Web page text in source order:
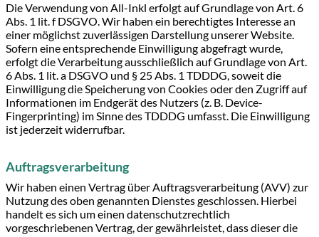
Die Verwendung von All-Inkl erfolgt auf Grundlage von Art. 6
Abs. 1 lit. f DSGVO. Wir haben ein berechtigtes Interesse an
einer möglichst zuverlässigen Darstellung unserer Website.
Sofern eine entsprechende Einwilligung abgefragt wurde,
erfolgt die Verarbeitung ausschließlich auf Grundlage von Art.
6 Abs. 1 lit. a DSGVO und § 25 Abs. 1 TDDDG, soweit die
Einwilligung die Speicherung von Cookies oder den Zugriff auf
Informationen im Endgerät des Nutzers (z. B. Device-
Fingerprinting) im Sinne des TDDDG umfasst. Die Einwilligung
ist jederzeit widerrufbar.
Auftragsverarbeitung
Wir haben einen Vertrag über Auftragsverarbeitung (AVV) zur
Nutzung des oben genannten Dienstes geschlossen. Hierbei
handelt es sich um einen datenschutzrechtlich
vorgeschriebenen Vertrag, der gewährleistet, dass dieser die